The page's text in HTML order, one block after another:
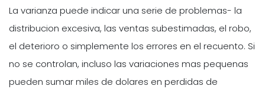
La varianza puede indicar una serie de problemas- la
distribucion excesiva, las ventas subestimadas, el robo,
el deterioro o simplemente los errores en el recuento. Si
no se controlan, incluso las variaciones mas pequenas
pueden sumar miles de dolares en perdidas de